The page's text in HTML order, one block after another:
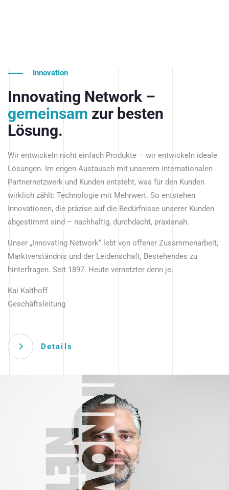
Innovation
Innovating Network –
gemeinsam zur besten
Lösung.
Wir entwickeln nicht einfach Produkte – wir entwickeln ideale
Lösungen. Im engen Austausch mit unserem internationalen
Partnernetzwerk und Kunden entsteht, was für den Kunden
wirklich zählt: Technologie mit Mehrwert. So entstehen
Innovationen, die präzise auf die Bedürfnisse unserer Kunden
abgestimmt sind – nachhaltig, durchdacht, praxisnah.
Unser „Innovating Network“ lebt von offener Zusammenarbeit,
Marktverständnis und der Leidenschaft, Bestehendes zu
hinterfragen. Seit 1897. Heute vernetzter denn je.
Kai Kalthoff
Geschäftsleitung
Details